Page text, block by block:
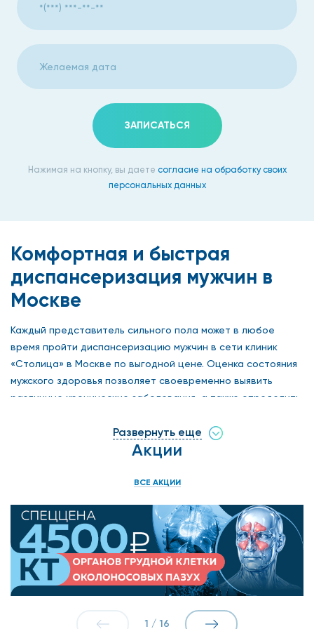
ЗАПИСАТЬСЯ
Нажимая на кнопку, вы даете согласие на обработку своих
персональных данных
Комфортная и быстрая
диспансеризация мужчин в
Москве
Каждый представитель сильного пола может в любое
время пройти диспансеризацию мужчин в сети клиник
«Столица» в Москве по выгодной цене. Оценка состояния
мужского здоровья позволяет своевременно выявить
различные хронические заболевания, а также определить
патологий и сказываться на нормальной
жизнедеятельности мужчины.
специалисты досконально проверят вас на возможные
заболевания, так как одним из базисов здоровья является
своевременное обнаружение и устранение факторов
риска.
Развернуть еще
Акции
ВСЕ АКЦИИ
1 / 16